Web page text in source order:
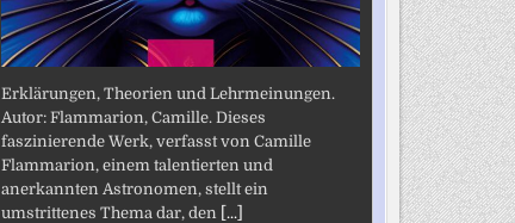
Erklärungen, Theorien und Lehrmeinungen.
Autor: Flammarion, Camille. Dieses
faszinierende Werk, verfasst von Camille
Flammarion, einem talentierten und
anerkannten Astronomen, stellt ein
umstrittenes Thema dar, den [...]